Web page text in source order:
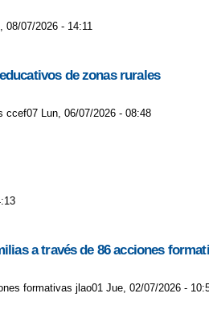
07/2026 - 14:11
de zonas rurales
ccef07 Lun, 06/07/2026 - 08:48
a través de 86 acciones
formativas jlao01 Jue, 02/07/2026 -